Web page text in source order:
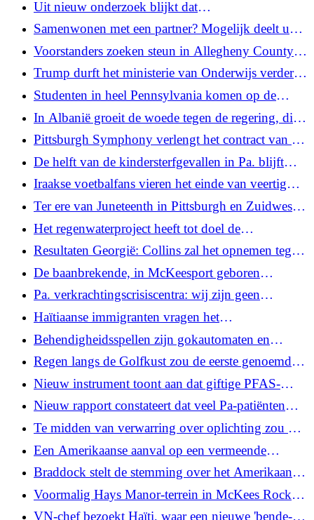
Uit nieuw onderzoek blijkt dat
stembiljetbehandeling ervoor zorgt dat meer
stembiljetten per post worden geteld
Samenwonen met een partner? Mogelijk deelt u
meer microben dan u denkt
Voorstanders zoeken steun in Allegheny County
bij het bieden van genderbevestigende zorg aan
transjongeren
Trump durft het ministerie van Onderwijs verder
aan door het toezicht op speciale onderwijsrechten,
burgerrechten, te verschuiven
Studenten in heel Pennsylvania komen op de
verkiezingsdag in actie om de democratie werkend
te houden
In Albanië groeit de woede tegen de regering, die
een aan Kushner gekoppeld luxeresort steunt
Pittsburgh Symphony verlengt het contract van de
muziekdirecteur tot 2033
De helft van de kindersterfgevallen in Pa. blijft
sinds 2020 onopgemerkt omdat provincies
worstelen met een ‘niet-gefinancierd mandaat’
Iraakse voetbalfans vieren het einde van veertig
jaar droogte op het WK
Ter ere van Juneteenth in Pittsburgh en Zuidwest-
Pennsylvania
Het regenwaterproject heeft tot doel de
overstromingen in de wijken in het zuiden van
Pittsburgh te verminderen
Resultaten Georgië: Collins zal het opnemen tegen
senator Ossoff; De keuze van Trump verliest de
tweede ronde van de gouverneur
De baanbrekende, in McKeesport geboren
fotograaf Duane Michals sterft op 94-jarige leeftijd
Pa. verkrachtingscrisiscentra: wij zijn geen
begrotingspost
Haïtiaanse immigranten vragen het
Hooggerechtshof om de zaak te seponeren in het
licht van nieuw bewijsmateriaal
Behendigheidsspellen zijn gokautomaten en
moeten voldoen aan de gokwet van Pa., de regels
van het Hooggerechtshof
Regen langs de Golfkust zou de eerste genoemde
storm van het Atlantische orkaanseizoen kunnen
worden
Nieuw instrument toont aan dat giftige PFAS-
chemicaliën alomtegenwoordig zijn in de Delaware
River
Nieuw rapport constateert dat veel Pa-patiënten
moeite hebben met het vinden van de kosten van
medische diensten in ziekenhuizen
Te midden van verwarring over oplichting zou Bill
Pa. verbieden sms-berichten te gebruiken om
schulden te innen
Een Amerikaanse aanval op een vermeende
drugsboot doodt één persoon en laat twee
overlevenden achter
Braddock stelt de stemming over het Amerikaanse
staalproject uit vanwege zorgen over vervuiling
Voormalig Hays Manor-terrein in McKees Rocks
zal niet worden herontwikkeld als betaalbare
VN-chef bezoekt Haïti, waar een nieuwe 'bende-